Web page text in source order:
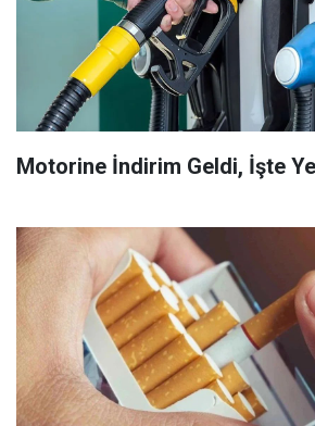
Motorine İndirim Geldi, İşte